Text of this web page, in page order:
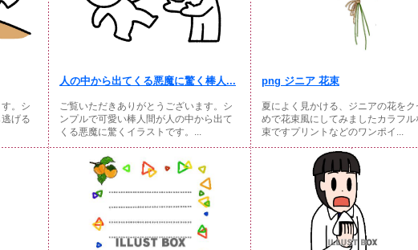
。シ
げる
人の中から出てくる悪魔に驚く棒人...
ご覧いただきありがとうございます。シ
ンプルで可愛い棒人間が人の中から出て
くる悪魔に驚くイラストです。...
png ジニア 花束
夏によく見かける、ジニアの花をク
めで花束風にしてみましたカラフル
束ですプリントなどのワンポイ...